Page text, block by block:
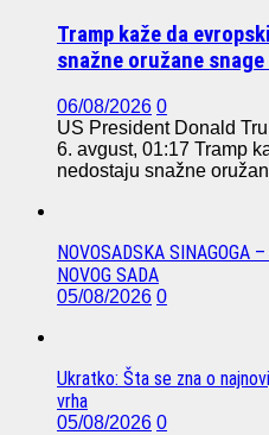
Tramp kaže da
snažne oružane
06/08/2026 0
US President Donald
6. avgust, 01:17 Tramp
nedostaju snažne
NOVOSADSKA SINAGOGA
NOVOG SADA
05/08/2026 0
Ukratko: Šta se zna o
vrha
05/08/2026 0